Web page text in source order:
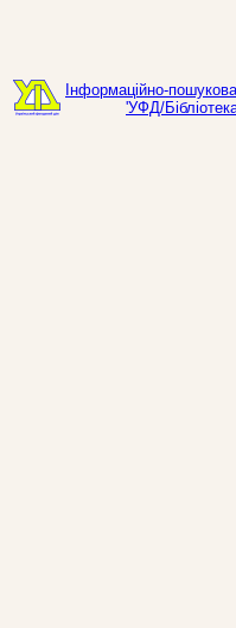
Інформаційно-
'УФД/